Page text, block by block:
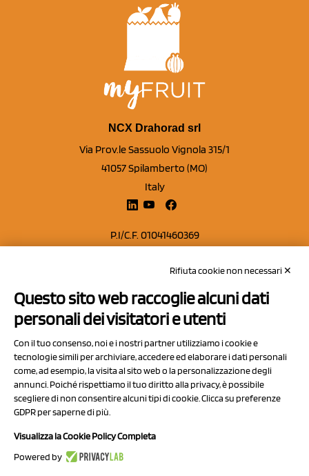
NCX Drahorad srl
Via Prov.le Sassuolo Vignola 315/1
41057 Spilamberto (MO)
Italy
P.I/C.F. 01041460369
Capitale sociale Euro 50.000,00 i.v.
Contatti
Privacy Policy
Cookie Policy
Chi Siamo
Rifiuta cookie non necessari ✕
Questo sito web raccoglie alcuni dati
personali dei visitatori e utenti
Con il tuo consenso, noi e i nostri partner utilizziamo i cookie e
tecnologie simili per archiviare, accedere ed elaborare i dati personali
come, ad esempio, la visita al sito web o la personalizzazione degli
annunci. Poiché rispettiamo il tuo diritto alla privacy, è possibile
scegliere di non consentire alcuni tipi di cookie. Clicca su preferenze
GDPR per saperne di più.
Visualizza la Cookie Policy Completa
Powered by